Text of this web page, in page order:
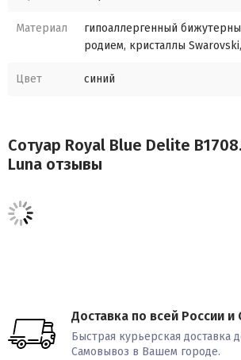
Материал
гипоаллергенный
родием, кристаллы Swarovski,
Цвет синий
Сотуар Royal Blue Delite
Luna отзывы
Доставка по всей России и
Быстрая курьерская доставка
Самовывоз в Вашем городе.